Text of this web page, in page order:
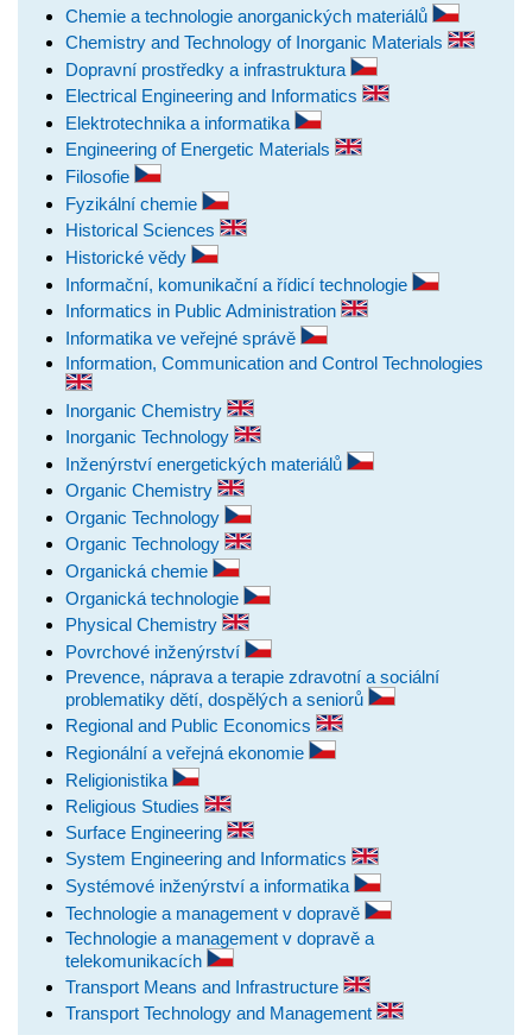
Chemie a technologie anorganických materiálů
Chemistry and Technology of Inorganic Materials
Dopravní prostředky a infrastruktura
Electrical Engineering and Informatics
Elektrotechnika a informatika
Engineering of Energetic Materials
Filosofie
Fyzikální chemie
Historical Sciences
Historické vědy
Informační, komunikační a řídicí technologie
Informatics in Public Administration
Informatika ve veřejné správě
Information, Communication and Control Technologies
Inorganic Chemistry
Inorganic Technology
Inženýrství energetických materiálů
Organic Chemistry
Organic Technology
Organic Technology
Organická chemie
Organická technologie
Physical Chemistry
Povrchové inženýrství
Prevence, náprava a terapie zdravotní a sociální
problematiky dětí, dospělých a seniorů
Regional and Public Economics
Regionální a veřejná ekonomie
Religionistika
Religious Studies
Surface Engineering
System Engineering and Informatics
Systémové inženýrství a informatika
Technologie a management v dopravě
Technologie a management v dopravě a
telekomunikacích
Transport Means and Infrastructure
Transport Technology and Management